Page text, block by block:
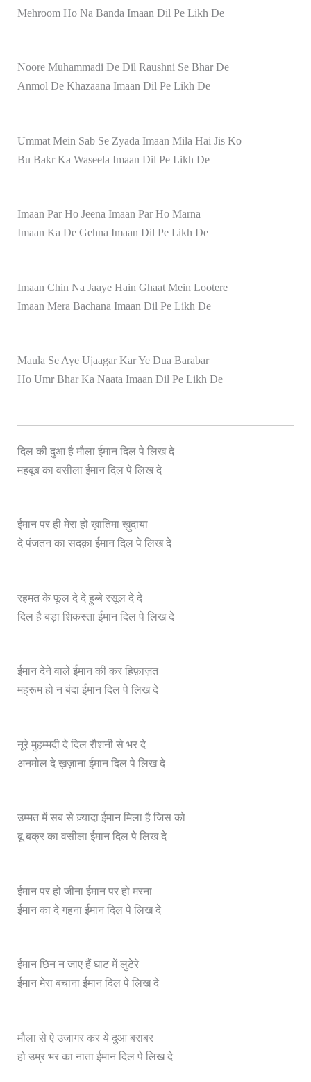
Mehroom Ho Na Banda Imaan Dil Pe Likh De
Noore Muhammadi De Dil Raushni Se Bhar De
Anmol De Khazaana Imaan Dil Pe Likh De
Ummat Mein Sab Se Zyada Imaan Mila Hai Jis Ko
Bu Bakr Ka Waseela Imaan Dil Pe Likh De
Imaan Par Ho Jeena Imaan Par Ho Marna
Imaan Ka De Gehna Imaan Dil Pe Likh De
Imaan Chin Na Jaaye Hain Ghaat Mein Lootere
Imaan Mera Bachana Imaan Dil Pe Likh De
Maula Se Aye Ujaagar Kar Ye Dua Barabar
Ho Umr Bhar Ka Naata Imaan Dil Pe Likh De
दिल की दुआ है मौला ईमान दिल पे लिख दे
महबूब का वसीला ईमान दिल पे लिखदे
ईमान पर ही मेरा हो ख़ातिमा ख़ुदाया
दे पंजतन का सदक़ा ईमान दिल पे लिख दे
रहमत के फूल दे दे हुब्बे रसूल दे दे
दिल है बड़ा शिकस्ता ईमान दिल पे लिख दे
ईमान देने वाले ईमान की कर हिफ़ाज़त
मह्रूम हो न बंदा ईमान दिल पे लिख दे
नूरे मुहम्मदी दे दिल रौशनी से भर दे
अनमोल दे ख़ज़ाना ईमान दिल पे लिख दे
उम्मत में सब से ज़्यादा ईमान मिला है जिस को
बू बक्र का वसीला ईमान दिल पे लिख दे
ईमान पर हो जीना ईमान पर हो मरना
ईमान का दे गहना ईमान दिल पे लिख दे
ईमान छिन न जाए हैं घाट में लुटेरे
ईमान मेरा बचाना ईमान दिल पे लिख दे
मौला से ऐ उजागर कर ये दुआ बराबर
हो उम्र भर का नाता ईमान दिल पे लिख दे